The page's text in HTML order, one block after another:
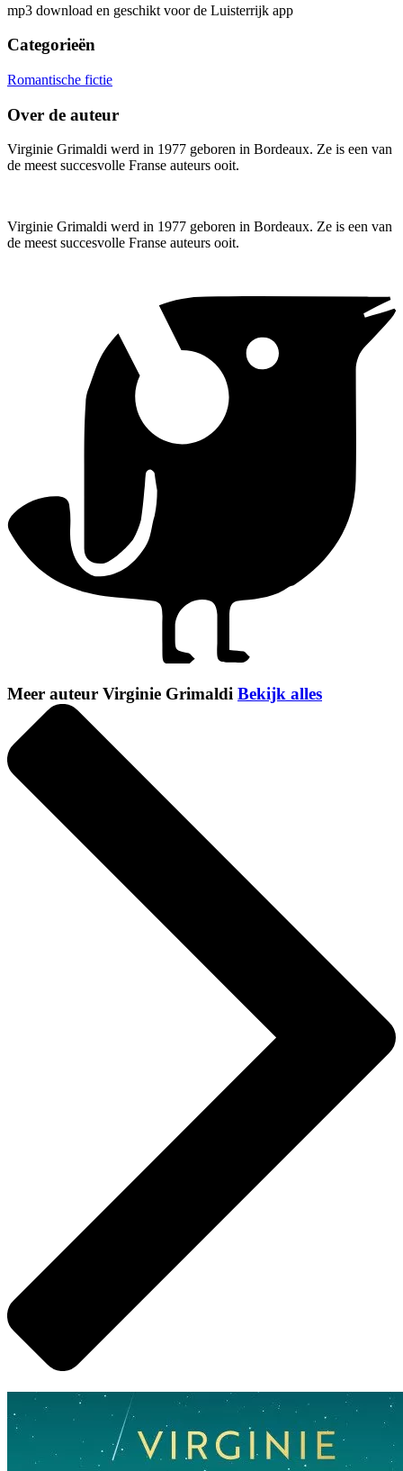
mp3 download en geschikt voor de Luisterrijk app
Categorieën
Romantische fictie
Over de auteur
Virginie Grimaldi werd in 1977 geboren in Bordeaux. Ze is een van
de meest succesvolle Franse auteurs ooit.
Virginie Grimaldi werd in 1977 geboren in Bordeaux. Ze is een van
de meest succesvolle Franse auteurs ooit.
Meer auteur Virginie Grimaldi Bekijk alles